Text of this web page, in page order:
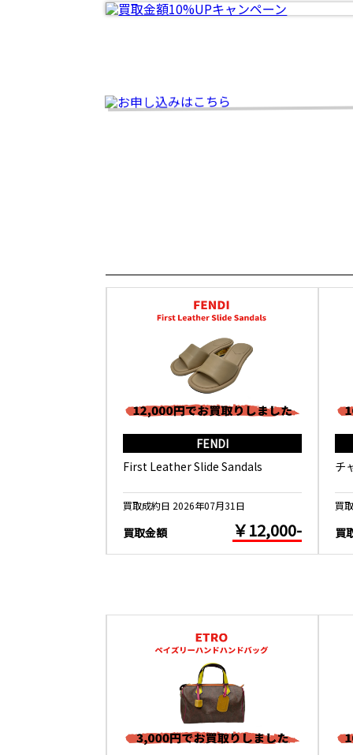
FENDI
First Leather Slide Sandals
買取成約日 2026年07月31日
買取金額 ￥12,000-
チ
買
買